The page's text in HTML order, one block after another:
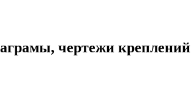
чертежи креплений